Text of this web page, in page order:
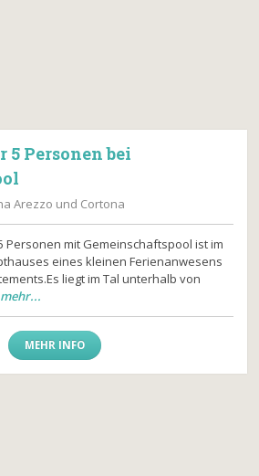
Personen bei
Arezzo und Cortona
Personen mit Gemeinschaftspool ist im
eines kleinen Ferienanwesens
liegt im Tal unterhalb von
mehr...
MEHR INFO